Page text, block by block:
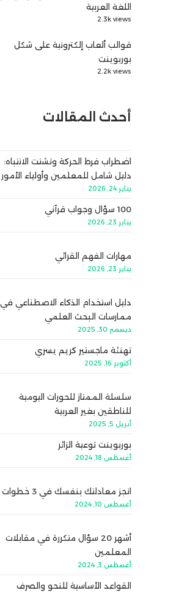
اللغة العربية
2.3k views
قوالب ألعاب إلكترونية على شكل
بوربوينت
2.2k views
أحدث المقالات
اضطراب فرط الحركة وتشتت الانتباه:
دليل شامل للمعلمين وأولياء الأمور
يناير 24, 2026
100 سؤال وجواب قرآني
يناير 23, 2026
مهارات الفهم القرائي
يناير 23, 2026
دليل استخدام الذكاء الاصطناعي في
ممارسات البحث العلمي
ديسمبر 30, 2025
تهنئة ماجستير كريم يسري
أكتوبر 16, 2025
سلسلة الممتاز للحورات اليومية
للناطقين بغير العربية
أبريل 5, 2025
بوربوينت توعية الزائر
أغسطس 18, 2024
انجز معادلتك بنفسك في 3 خطوات
أغسطس 10, 2024
أشهر 20 سؤال متكررة في مقابلات
المعلمين
أغسطس 3, 2024
القواعد الأساسية للنحو والصرف